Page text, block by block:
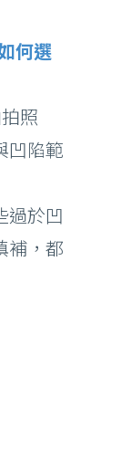
何選
照
凹陷範
過於凹
補，都